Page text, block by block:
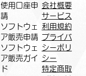
​使用口座申
請
ソフトウェ
ア販売申請
ソフトウェ
ア販売ガイ
ド
会社概要
サービス
利用規約
プライバ
シーポリ
シー
特定商取